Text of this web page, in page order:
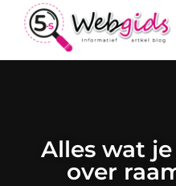
Alles wat
over